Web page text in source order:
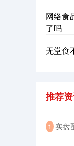
沪深
北证
网络食
了吗
无堂食
推荐
1 实盘